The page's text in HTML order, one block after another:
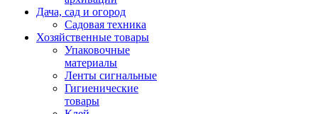
Дача, сад и огород
Садовая техника
Хозяйственные товары
Упаковочные
материалы
Ленты сигнальные
Гигиенические
товары